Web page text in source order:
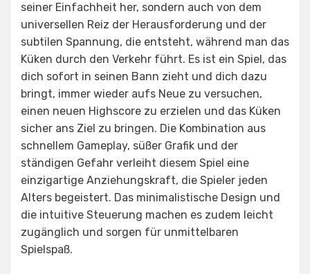
seiner Einfachheit her, sondern auch von dem
universellen Reiz der Herausforderung und der
subtilen Spannung, die entsteht, während man das
Küken durch den Verkehr führt. Es ist ein Spiel, das
dich sofort in seinen Bann zieht und dich dazu
bringt, immer wieder aufs Neue zu versuchen,
einen neuen Highscore zu erzielen und das Küken
sicher ans Ziel zu bringen. Die Kombination aus
schnellem Gameplay, süßer Grafik und der
ständigen Gefahr verleiht diesem Spiel eine
einzigartige Anziehungskraft, die Spieler jeden
Alters begeistert. Das minimalistische Design und
die intuitive Steuerung machen es zudem leicht
zugänglich und sorgen für unmittelbaren
Spielspaß.